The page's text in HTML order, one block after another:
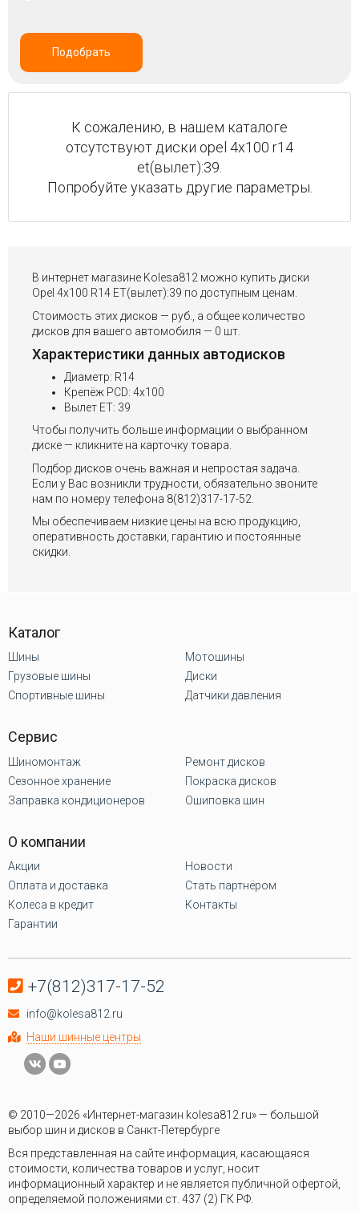
Вс:
21:00
Подобрать
К сожалению, в нашем каталоге
отсутствуют диски opel 4x100 r14
et(вылет):39.
Попробуйте указать другие параметры.
В интернет магазине Kolesa812 можно купить диски
Opel 4x100 R14 ET(вылет):39 по доступным ценам.
Стоимость этих дисков — руб., а общее количество
дисков для вашего автомобиля — 0 шт.
Характеристики данных автодисков
Диаметр: R14
Крепёж PCD: 4x100
Вылет ET: 39
Чтобы получить больше информации о выбранном
диске — кликните на карточку товара.
Подбор дисков очень важная и непростая задача.
Если у Вас возникли трудности, обязательно звоните
нам по номеру телефона 8(812)317-17-52.
Мы обеспечиваем низкие цены на всю продукцию,
оперативность доставки, гарантию и постоянные
скидки.
Каталог
Шины
Грузовые шины
Спортивные шины
Мотошины
Диски
Датчики давления
Сервис
Шиномонтаж
Сезонное хранение
Заправка кондиционеров
Ремонт дисков
Покраска дисков
Ошиповка шин
О компании
Акции
Оплата и доставка
Колеса в кредит
Гарантии
Новости
Стать партнёром
Контакты
+7(812)317-17-52
info@kolesa812.ru
Наши шинные центры
© 2010—2026 «Интернет-магазин kolesa812.ru» — большой
выбор шин и дисков в Санкт-Петербурге
Вся представленная на сайте информация, касающаяся
стоимости, количества товаров и услуг, носит
информационный характер и не является публичной офертой,
определяемой положениями ст. 437 (2) ГК РФ.